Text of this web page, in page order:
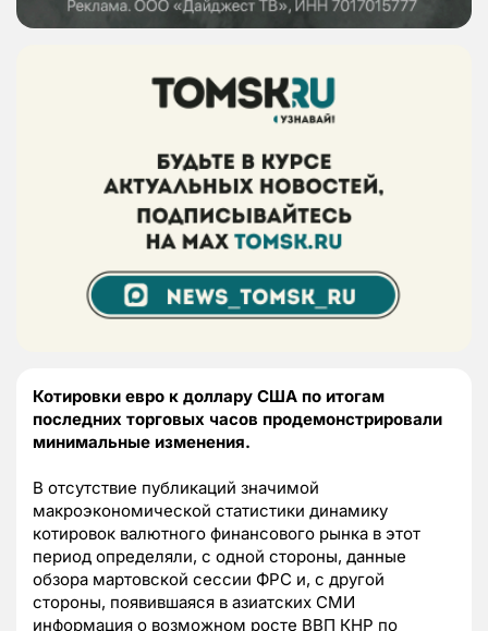
Котировки евро к доллару США по итогам
последних торговых часов продемонстрировали
минимальные изменения.
В отсутствие публикаций значимой
макроэкономической статистики динамику
котировок валютного финансового рынка в этот
период определяли, с одной стороны, данные
обзора мартовской сессии ФРС и, с другой
стороны, появившаяся в азиатских СМИ
информация о возможном росте ВВП КНР по